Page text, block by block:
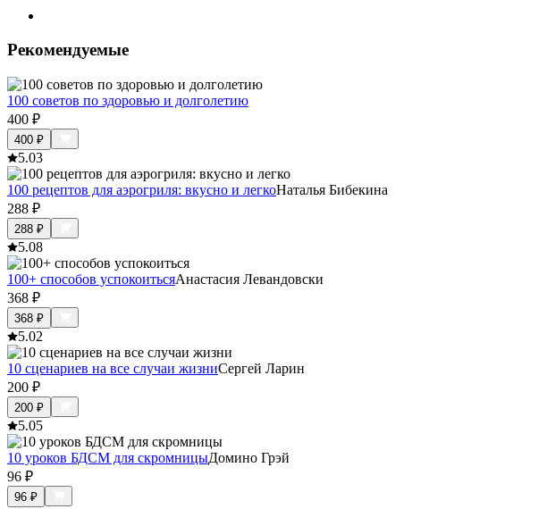
Рекомендуемые
100 советов по здоровью и долголетию
400 ₽
400 ₽
5.03
100 рецептов для аэрогриля: вкусно и легкоНаталья Бибекина
288 ₽
288 ₽
5.08
100+ способов успокоитьсяАнастасия Левандовски
368 ₽
368 ₽
5.02
10 сценариев на все случаи жизниСергей Ларин
200 ₽
200 ₽
5.05
10 уроков БДСМ для скромницыДомино Грэй
96 ₽
96 ₽